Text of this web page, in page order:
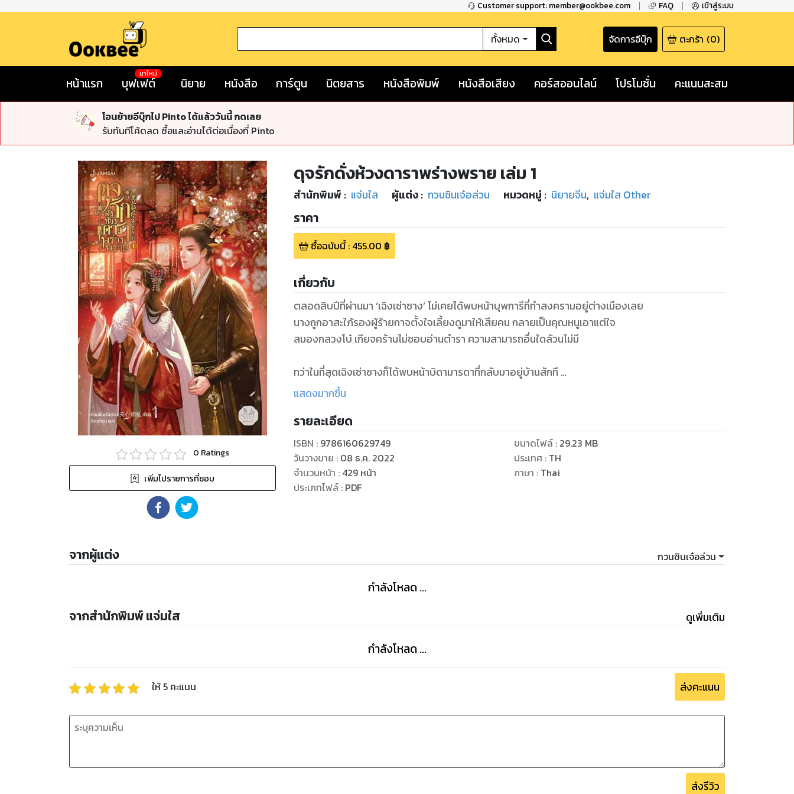
Customer support: member@ookbee.com FAQ เข้าสู่ระบบ
ทั้งหมด จัดการอีบุ๊ก ตะกร้า (0)
หน้าแรก บุฟเฟต์
มาใหม่
นิยาย หนังสือ การ์ตูน นิตยสาร หนังสือพิมพ์ หนังสือเสียง คอร์สออนไลน์ โปรโมชั่น คะแนนสะสม
โอนย้ายอีบุ๊กไป Pinto ได้แล้ววันนี้ กดเลย
รับทันทีโค้ดลด ซื้อและอ่านได้ต่อเนื่องที่ Pinto
0 Ratings
เพิ่มไปรายการที่ชอบ
ดุจรักดั่งห้วงดาราพร่างพราย เล่ม 1
สำนักพิมพ์ : แจ่มใส ผู้แต่ง : กวนซินเจ๋อล่วน หมวดหมู่ : นิยายจีน, แจ่มใส Other
ราคา
ซื้อฉบับนี้: 455.00 ฿
เกี่ยวกับ
ตลอดสิบปีที่ผ่านมา ‘เฉิงเซ่าซาง’ ไม่เคยได้พบหน้าบุพการีที่ทำสงครามอยู่ต่างเมืองเลย
นางถูกอาสะใภ้รองผู้ร้ายกาจตั้งใจเลี้ยงดูมาให้เสียคน กลายเป็นคุณหนูเอาแต่ใจ
สมองกลวงโบ๋ เกียจคร้านไม่ชอบอ่านตำรา ความสามารถอื่นใดล้วนไม่มี
ทว่าในที่สุดเฉิงเซ่าซางก็ได้พบหน้าบิดามารดาที่กลับมาอยู่บ้านสักที
ทางบิดานั้นแทบจะปรี่มาหานางอย่างตื่นเต้น ไม่ว่ามีของดีอะไรก็ล้วนมอบให้
ไม่เรียบร้อยดั่งผ้าพับไว้เหมือนญาติผู้พี่ ‘เฉิงยาง’ ที่มารดาตามใจ ทั้งเอ่ยชมไม่ขาดปาก
หากว่าร่างนี้เป็นเฉิงเซ่าซาง ‘คนเดิม’ ก็คงร่ำไห้ตัดพ้อว่ามารดาไม่รักไปแล้ว
แต่กับเฉิงเซ่าซาง ‘คนใหม่’ นี้ นางก็แค่ใช้ชีวิตตามใจตนต่อไป อยากลงโทษอย่างไรก็ลงโทษอย่างนั้น
แสดงมากขึ้น
รายละเอียด
ISBN : 9786160629749
วันวางขาย : 08 ธ.ค. 2022
จำนวนหน้า : 429 หน้า
ประเภทไฟล์: PDF
ขนาดไฟล์: 29.23 MB
ประเทศ : TH
ภาษา : Thai
จากผู้แต่ง กวนซินเจ๋อล่วน
กำลังโหลด ...
จากสำนักพิมพ์ แจ่มใส ดูเพิ่มเติม
กำลังโหลด ...
ให้ 5 คะแนน ส่งคะแนน
ส่งรีวิว